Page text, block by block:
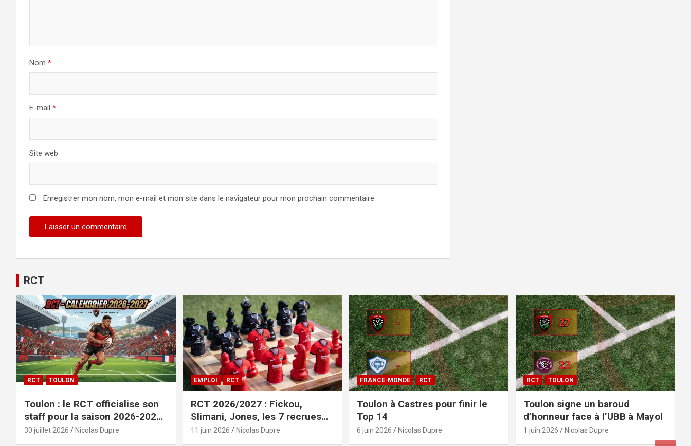
Nom *
E-mail *
Site web
Enregistrer mon nom, mon e-mail et mon site dans le navigateur pour mon prochain commentaire.
RCT
RCT TOULON
Toulon : le RCT officialise son
staff pour la saison 2026-2027+
le calendrier
30 juillet 2026 Nicolas Dupre
EMPLOI RCT
RCT 2026/2027 : Fickou,
Slimani, Jones, les 7 recrues
officialisées
11 juin 2026 Nicolas Dupre
FRANCE-MONDE RCT
Toulon à Castres pour finir le
Top 14
6 juin 2026 Nicolas Dupre
RCT TOULON
Toulon signe un baroud
d’honneur face à l’UBB à Mayol
1 juin 2026 Nicolas Dupre